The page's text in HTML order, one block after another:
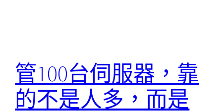
管100台伺服器，靠
的不是人多，而是